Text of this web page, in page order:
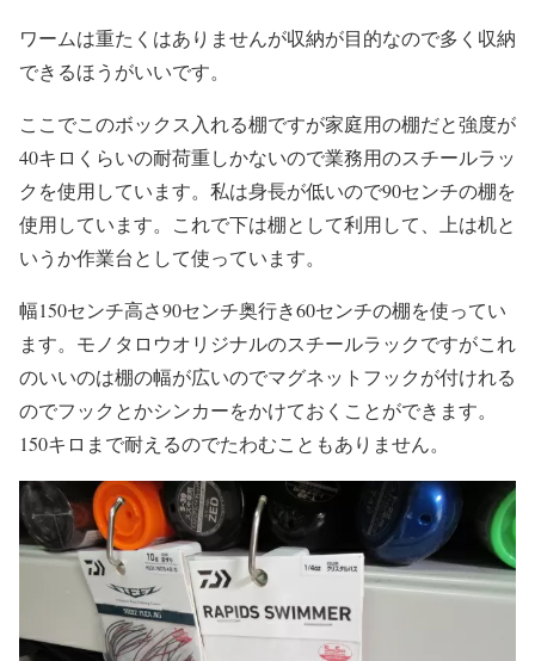
ワームは重たくはありませんが収納が目的なので多く収納
できるほうがいいです。
ここでこのボックス入れる棚ですが家庭用の棚だと強度が
40キロくらいの耐荷重しかないので業務用のスチールラッ
クを使用しています。私は身長が低いので90センチの棚を
使用しています。これで下は棚として利用して、上は机と
いうか作業台として使っています。
幅150センチ高さ90センチ奥行き60センチの棚を使ってい
ます。モノタロウオリジナルのスチールラックですがこれ
のいいのは棚の幅が広いのでマグネットフックが付けれる
のでフックとかシンカーをかけておくことができます。
150キロまで耐えるのでたわむこともありません。